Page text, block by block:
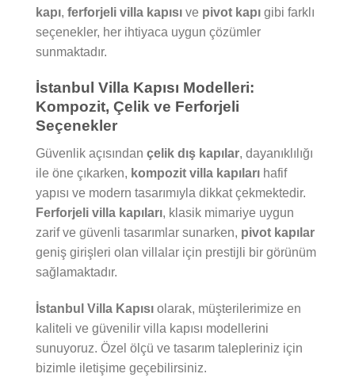
kapı, ferforjeli villa kapısı ve pivot kapı gibi farklı
seçenekler, her ihtiyaca uygun çözümler
sunmaktadır.
İstanbul Villa Kapısı Modelleri:
Kompozit, Çelik ve Ferforjeli
Seçenekler
Güvenlik açısından çelik dış kapılar, dayanıklılığı
ile öne çıkarken, kompozit villa kapıları hafif
yapısı ve modern tasarımıyla dikkat çekmektedir.
Ferforjeli villa kapıları, klasik mimariye uygun
zarif ve güvenli tasarımlar sunarken, pivot kapılar
geniş girişleri olan villalar için prestijli bir görünüm
sağlamaktadır.
İstanbul Villa Kapısı olarak, müşterilerimize en
kaliteli ve güvenilir villa kapısı modellerini
sunuyoruz. Özel ölçü ve tasarım talepleriniz için
bizimle iletişime geçebilirsiniz.